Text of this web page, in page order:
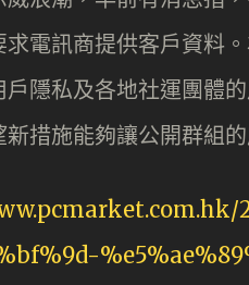
求電訊商提供客戶資料
戶隱私及各地社運團體
措施能夠讓公開群組